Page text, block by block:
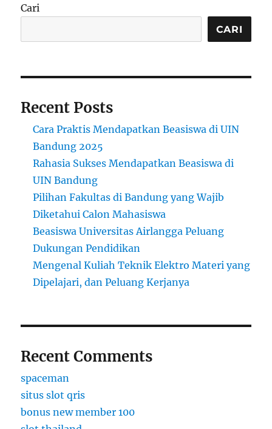
Cari
CARI
Recent Posts
Cara Praktis Mendapatkan Beasiswa di UIN
Bandung 2025
Rahasia Sukses Mendapatkan Beasiswa di
UIN Bandung
Pilihan Fakultas di Bandung yang Wajib
Diketahui Calon Mahasiswa
Beasiswa Universitas Airlangga Peluang
Dukungan Pendidikan
Mengenal Kuliah Teknik Elektro Materi yang
Dipelajari, dan Peluang Kerjanya
Recent Comments
spaceman
situs slot qris
bonus new member 100